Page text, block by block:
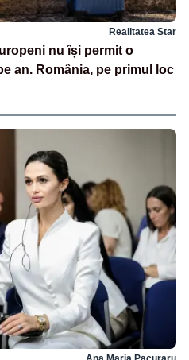
Realitatea Star
nu își permit o
an. România, pe primul loc